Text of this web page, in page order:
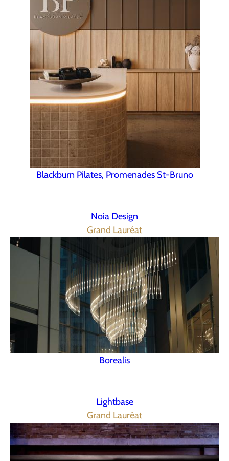
Blackburn Pilates, Promenades St-Bruno
Noia Design
Grand Lauréat
Borealis
Lightbase
Grand Lauréat